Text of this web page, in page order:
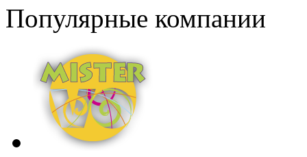
Популярные компании